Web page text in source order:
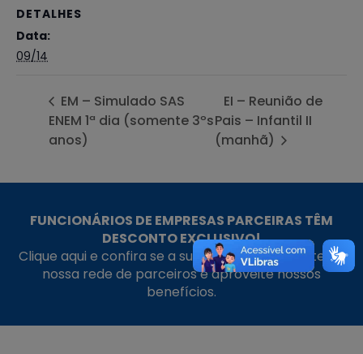
DETALHES
Data:
09/14
EM – Simulado SAS
ENEM 1ª dia (somente 3ºs
anos)
EI – Reunião de
Pais – Infantil II
(manhã)
FUNCIONÁRIOS DE EMPRESAS PARCEIRAS TÊM
DESCONTO EXCLUSIVO!
Clique aqui e confira se a sua empresa faz parte da
nossa rede de parceiros e aproveite nossos
benefícios.